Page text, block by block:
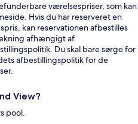
værelsespriser, som kan
Hvis du har reserveret en
kan reservationen afbestilles
afhængigt af
Du skal bare sørge for
afbestillingspolitik for de
View?
pool.